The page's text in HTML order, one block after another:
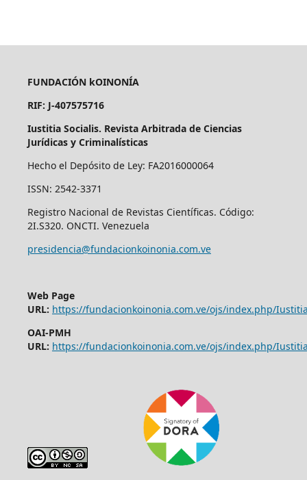
FUNDACIÓN kOINONÍA
RIF: J-407575716
Iustitia Socialis. Revista Arbitrada de Ciencias
Jurídicas y Criminalísticas
Hecho el Depósito de Ley: FA2016000064
ISSN: 2542-3371
Registro Nacional de Revistas Científicas. Código:
2I.S320. ONCTI. Venezuela
presidencia@fundacionkoinonia.com.ve
Web Page
URL: https://fundacionkoinonia.com.ve/ojs/index.php/
OAI-PMH
URL: https://fundacionkoinonia.com.ve/ojs/index.php/